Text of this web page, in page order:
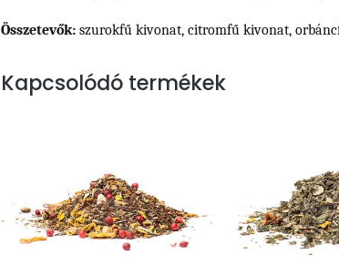
Összetevők: szurokfű kivonat, citromfű kivonat,
Kapcsolódó termékek